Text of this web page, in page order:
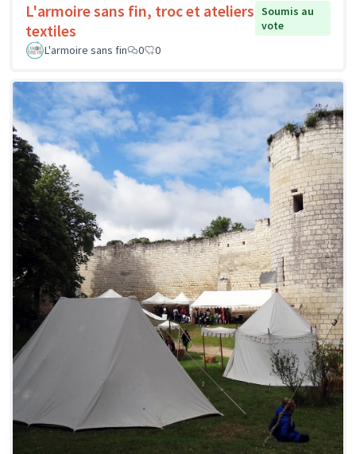
L'armoire sans fin, troc et ateliers
textiles
Soumis au
vote
L'armoire sans fin
0 0